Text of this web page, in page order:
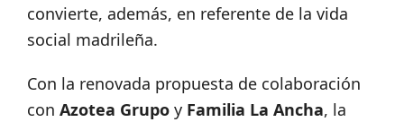
convierte, además, en referente de la vida
social madrileña.
Con la renovada propuesta de colaboración
con Azotea Grupo y Familia La Ancha, la